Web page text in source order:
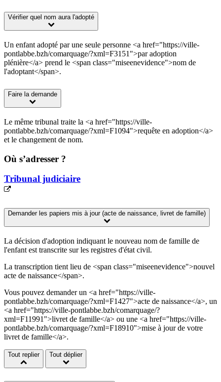
Vérifier quel nom aura l'adopté
Un enfant adopté par une seule personne <a href="https://ville-
pontlabbe.bzh/comarquage/?xml=F3151">par adoption
plénière</a> prend le <span class="miseenevidence">nom de
l'adoptant</span>.
Faire la demande
Le même tribunal traite la <a href="https://ville-
pontlabbe.bzh/comarquage/?xml=F1094">requête en adoption</a>
et le changement de nom.
Où s’adresser ?
Tribunal judiciaire
Demander les papiers mis à jour (acte de naissance, livret de famille)
La décision d'adoption indiquant le nouveau nom de famille de
l'enfant est transcrite sur les registres d'état civil.
La transcription tient lieu de <span class="miseenevidence">nouvel
acte de naissance</span>.
Vous pouvez demander un <a href="https://ville-
pontlabbe.bzh/comarquage/?xml=F1427">acte de naissance</a>, un
<a href="https://ville-pontlabbe.bzh/comarquage/?
xml=F11991">livret de famille</a> ou une <a href="https://ville-
pontlabbe.bzh/comarquage/?xml=F18910">mise à jour de votre
livret de famille</a>.
Tout replier Tout déplier